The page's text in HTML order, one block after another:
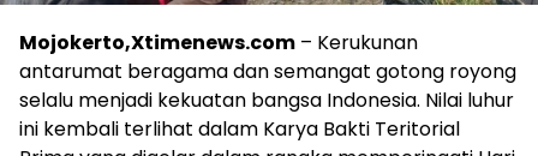
Mojokerto,Xtimenews.com – Kerukunan
antarumat beragama dan semangat gotong royong
selalu menjadi kekuatan bangsa Indonesia. Nilai luhur
ini kembali terlihat dalam Karya Bakti Teritorial